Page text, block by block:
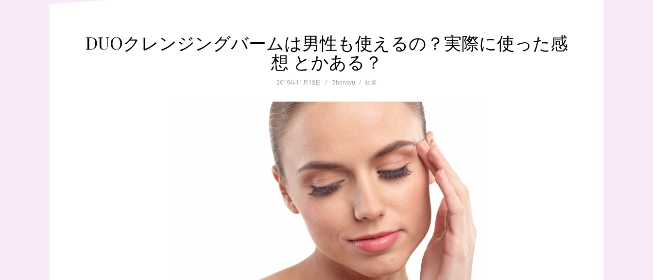
DUOクレンジングバームは男性も使えるの？実際に使った感
想 とかある？
2019年11月18日 7hensyu 効果